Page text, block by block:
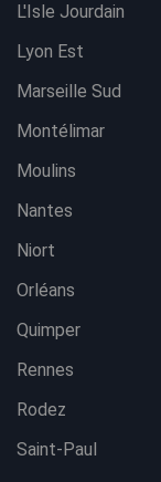
L'Isle Jourdain
Lyon Est
Marseille Sud
Montélimar
Moulins
Nantes
Niort
Orléans
Quimper
Rennes
Rodez
Saint-Paul